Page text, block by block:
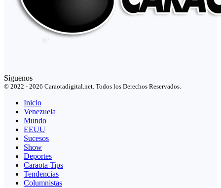
Síguenos
© 2022 - 2026 Caraotadigital.net. Todos los Derechos Reservados.
Inicio
Venezuela
Mundo
EEUU
Sucesos
Show
Deportes
Caraota Tips
Tendencias
Columnistas